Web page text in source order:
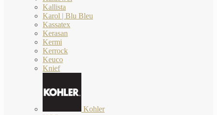
Kallista
Karol | Blu Bleu
Kassatex
Kerasan
Kermi
Kerrock
Keuco
Knief
Kohler